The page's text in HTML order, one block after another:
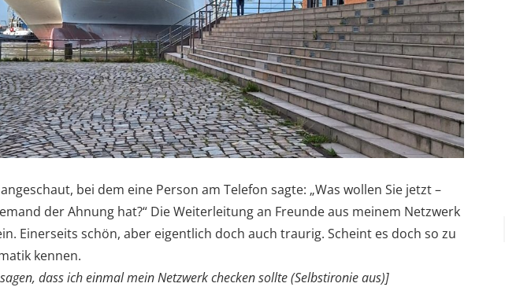
bei dem eine Person am Telefon sagte: „Was wollen Sie jetzt –
der Ahnung hat?“ Die Weiterleitung an Freunde aus meinem Netzwerk
Einerseits schön, aber eigentlich doch auch traurig. Scheint es doch so zu
kennen.
dass ich einmal mein Netzwerk checken sollte (Selbstironie aus)]